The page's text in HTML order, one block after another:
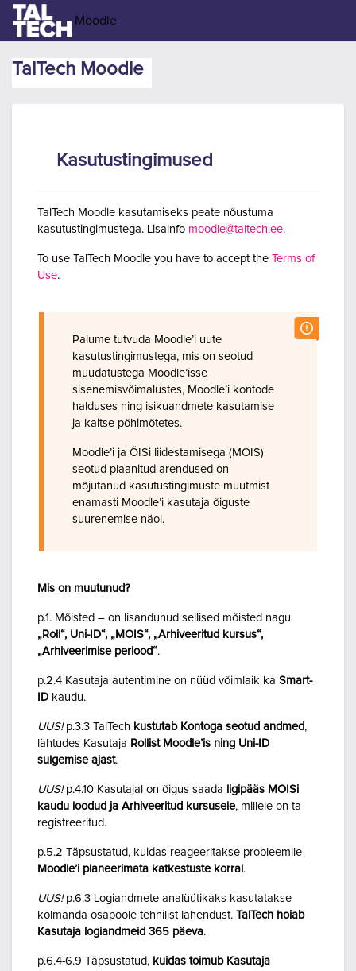
Jäta vahele peasisuni
Moodle
TalTech Moodle
Kasutustingimused
TalTech Moodle kasutamiseks peate nõustuma
kasutustingimustega. Lisainfo moodle@taltech.ee.
To use TalTech Moodle you have to accept the Terms of
Use.
Palume tutvuda Moodle’i uute
kasutustingimustega, mis on seotud
muudatustega Moodle’isse
sisenemisvõimalustes, Moodle’i kontode
halduses ning isikuandmete kasutamise
ja kaitse põhimõtetes.
Moodle’i ja ÕISi liidestamisega (MOIS)
seotud plaanitud arendused on
mõjutanud kasutustingimuste muutmist
enamasti Moodle’i kasutaja õiguste
suurenemise näol.
Mis on muutunud?
p.1. Mõisted – on lisandunud sellised mõisted nagu
„Roll“, Uni-ID“, „MOIS“, „Arhiveeritud kursus“,
„Arhiveerimise periood“.
p.2.4 Kasutaja autentimine on nüüd võimlaik ka Smart-
ID kaudu.
UUS!p.3.3 TalTech kustutab Kontoga seotud andmed,
lähtudes Kasutaja Rollist Moodle’is ning Uni-ID
sulgemise ajast.
UUS!p.4.10 Kasutajal on õigus saada ligipääs MOISi
kaudu loodud ja Arhiveeritud kursusele, millele on ta
registreeritud.
p.5.2 Täpsustatud, kuidas reageeritakse probleemile
Moodle’i planeerimata katkestuste korral .
UUS!p.6.3 Logiandmete analüütikaks kasutatakse
kolmanda osapoole tehnilist lahendust. TalTech hoiab
Kasutaja logiandmeid 365 päeva.
p.6.4-6.9 Täpsustatud, kuidas toimub Kasutaja